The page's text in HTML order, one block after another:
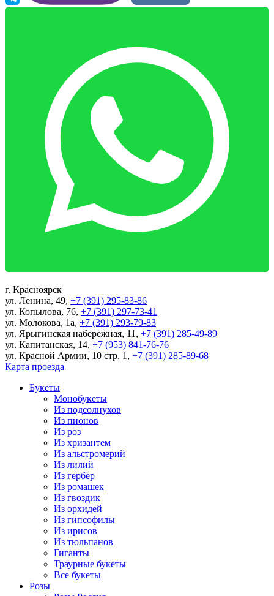
г. Красноярск
ул. Ленина, 49, +7 (391) 295-83-86
ул. Копылова, 76, +7 (391) 297-73-41
ул. Молокова, 1а, +7 (391) 293-79-83
ул. Ярыгинская набережная, 11 , +7 (391) 285-49-89
ул. Капитанская, 14, +7 (953) 841-76-76
ул. Красной Армии, 10 стр. 1 , +7 (391) 285-89-68
Карта проезда
Букеты
Монобукеты
Из подсолнухов
Из пионов
Из роз
Из хризантем
Из альстромерий
Из лилий
Из гербер
Из ромашек
Из гвоздик
Из орхидей
Из гипсофилы
Из ирисов
Из тюльпанов
Гиганты
Траурные букеты
Все букеты
Розы